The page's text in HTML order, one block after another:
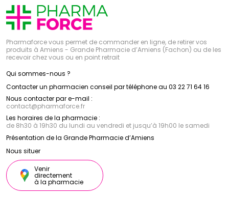
Pharmaforce vous permet de commander en ligne, de retirer vos
produits à Amiens - Grande Pharmacie d’Amiens (Fachon) ou de les
recevoir chez vous ou en point retrait
Qui sommes-nous ?
Contacter un pharmacien conseil par téléphone au 03 22 71 64 16
Nous contacter par e-mail :
contact@pharmaforce.fr
Les horaires de la pharmacie :
de 8h30 à 19h30 du lundi au vendredi et jusqu’à 19h00 le samedi
Présentation de la Grande Pharmacie d’Amiens
Nous situer
Venir
directement
à la pharmacie